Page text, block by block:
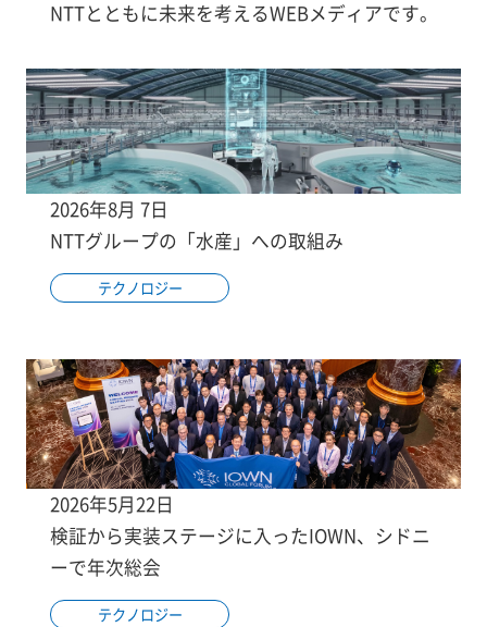
NTTとともに未来を考えるWEBメディアです。
2026年8月 7日
NTTグループの「水産」への取組み
テクノロジー
2026年5月22日
検証から実装ステージに入ったIOWN、シドニ
ーで年次総会
テクノロジー